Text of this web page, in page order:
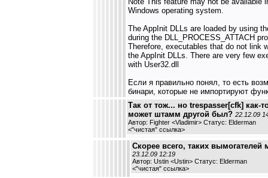
Windows operating system.
The AppInit DLLs are loaded by using
during the DLL_PROCESS_ATTACH
Therefore, executables that do not link
the AppInit DLLs. There are very few
with User32.dll
Если я правильно понял, то есть
бинари, которые не импортируют
Так от тож... но trespasser[cfk] как-
может штамм другой был? 22.12.09
Автор: Fighter <Vladimir> Статус: Elderman
<"чистая" ссылка>
Скорее всего, таких вымогателей
23.12.09 12:19
Автор: Ustin <Ustin> Статус: Elderman
<"чистая" ссылка>